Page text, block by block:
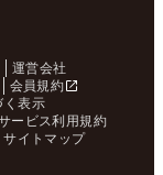
運営会社
会員規約
く表示
ービス利用規約
サイトマップ